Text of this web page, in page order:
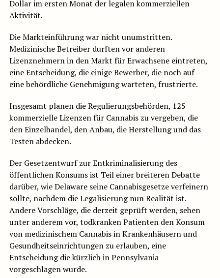
Dollar im ersten Monat der legalen kommerziellen
Aktivität.
Die Markteinführung war nicht unumstritten.
Medizinische Betreiber durften vor anderen
Lizenznehmern in den Markt für Erwachsene eintreten,
eine Entscheidung, die einige Bewerber, die noch auf
eine behördliche Genehmigung warteten, frustrierte.
Insgesamt planen die Regulierungsbehörden, 125
kommerzielle Lizenzen für Cannabis zu vergeben, die
den Einzelhandel, den Anbau, die Herstellung und das
Testen abdecken.
Der Gesetzentwurf zur Entkriminalisierung des
öffentlichen Konsums ist Teil einer breiteren Debatte
darüber, wie Delaware seine Cannabisgesetze verfeinern
sollte, nachdem die Legalisierung nun Realität ist.
Andere Vorschläge, die derzeit geprüft werden, sehen
unter anderem vor, todkranken Patienten den Konsum
von medizinischem Cannabis in Krankenhäusern und
Gesundheitseinrichtungen zu erlauben, eine
Entscheidung die kürzlich in Pennsylvania
vorgeschlagen wurde.